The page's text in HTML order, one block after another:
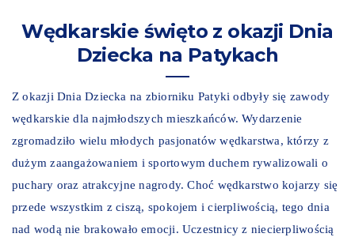
Wędkarskie święto z okazji Dnia
Dziecka na Patykach
Z okazji Dnia Dziecka na zbiorniku Patyki odbyły się zawody
wędkarskie dla najmłodszych mieszkańców. Wydarzenie
zgromadziło wielu młodych pasjonatów wędkarstwa, którzy z
dużym zaangażowaniem i sportowym duchem rywalizowali o
puchary oraz atrakcyjne nagrody. Choć wędkarstwo kojarzy się
przede wszystkim z ciszą, spokojem i cierpliwością, tego dnia
nad wodą nie brakowało emocji. Uczestnicy z niecierpliwością